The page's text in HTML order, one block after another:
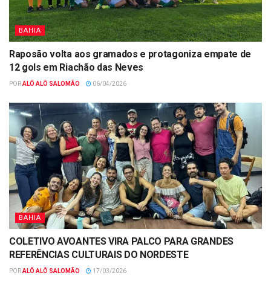
BAHIA
Raposão volta aos gramados e protagoniza empate de
12 gols em Riachão das Neves
PORALÔ ALÔ SALOMÃO 06/04/2026
BAHIA
COLETIVO AVOANTES VIRA PALCO PARA GRANDES
REFERÊNCIAS CULTURAIS DO NORDESTE
PORALÔ ALÔ SALOMÃO 17/03/2026